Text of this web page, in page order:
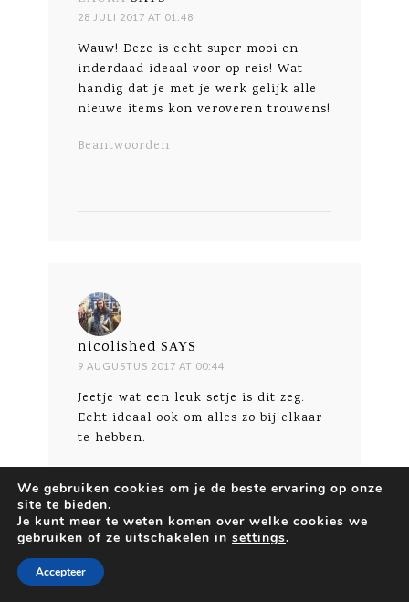
28 JULI 2017 AT 01:48
Wauw! Deze is echt super mooi en
inderdaad ideaal voor op reis! Wat
handig dat je met je werk gelijk alle
nieuwe items kon veroveren trouwens!
Beantwoorden
nicolished SAYS
9 AUGUSTUS 2017 AT 00:44
Jeetje wat een leuk setje is dit zeg.
Echt ideaal ook om alles zo bij elkaar
te hebben.
We gebruiken cookies om je de beste ervaring op onze
site te bieden.
Je kunt meer te weten komen over welke cookies we
gebruiken of ze uitschakelen in settings.
Accepteer